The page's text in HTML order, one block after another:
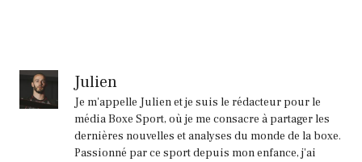
Julien
Je m'appelle Julien et je suis le rédacteur pour le
média Boxe Sport, où je me consacre à partager les
dernières nouvelles et analyses du monde de la boxe.
Passionné par ce sport depuis mon enfance, j'ai